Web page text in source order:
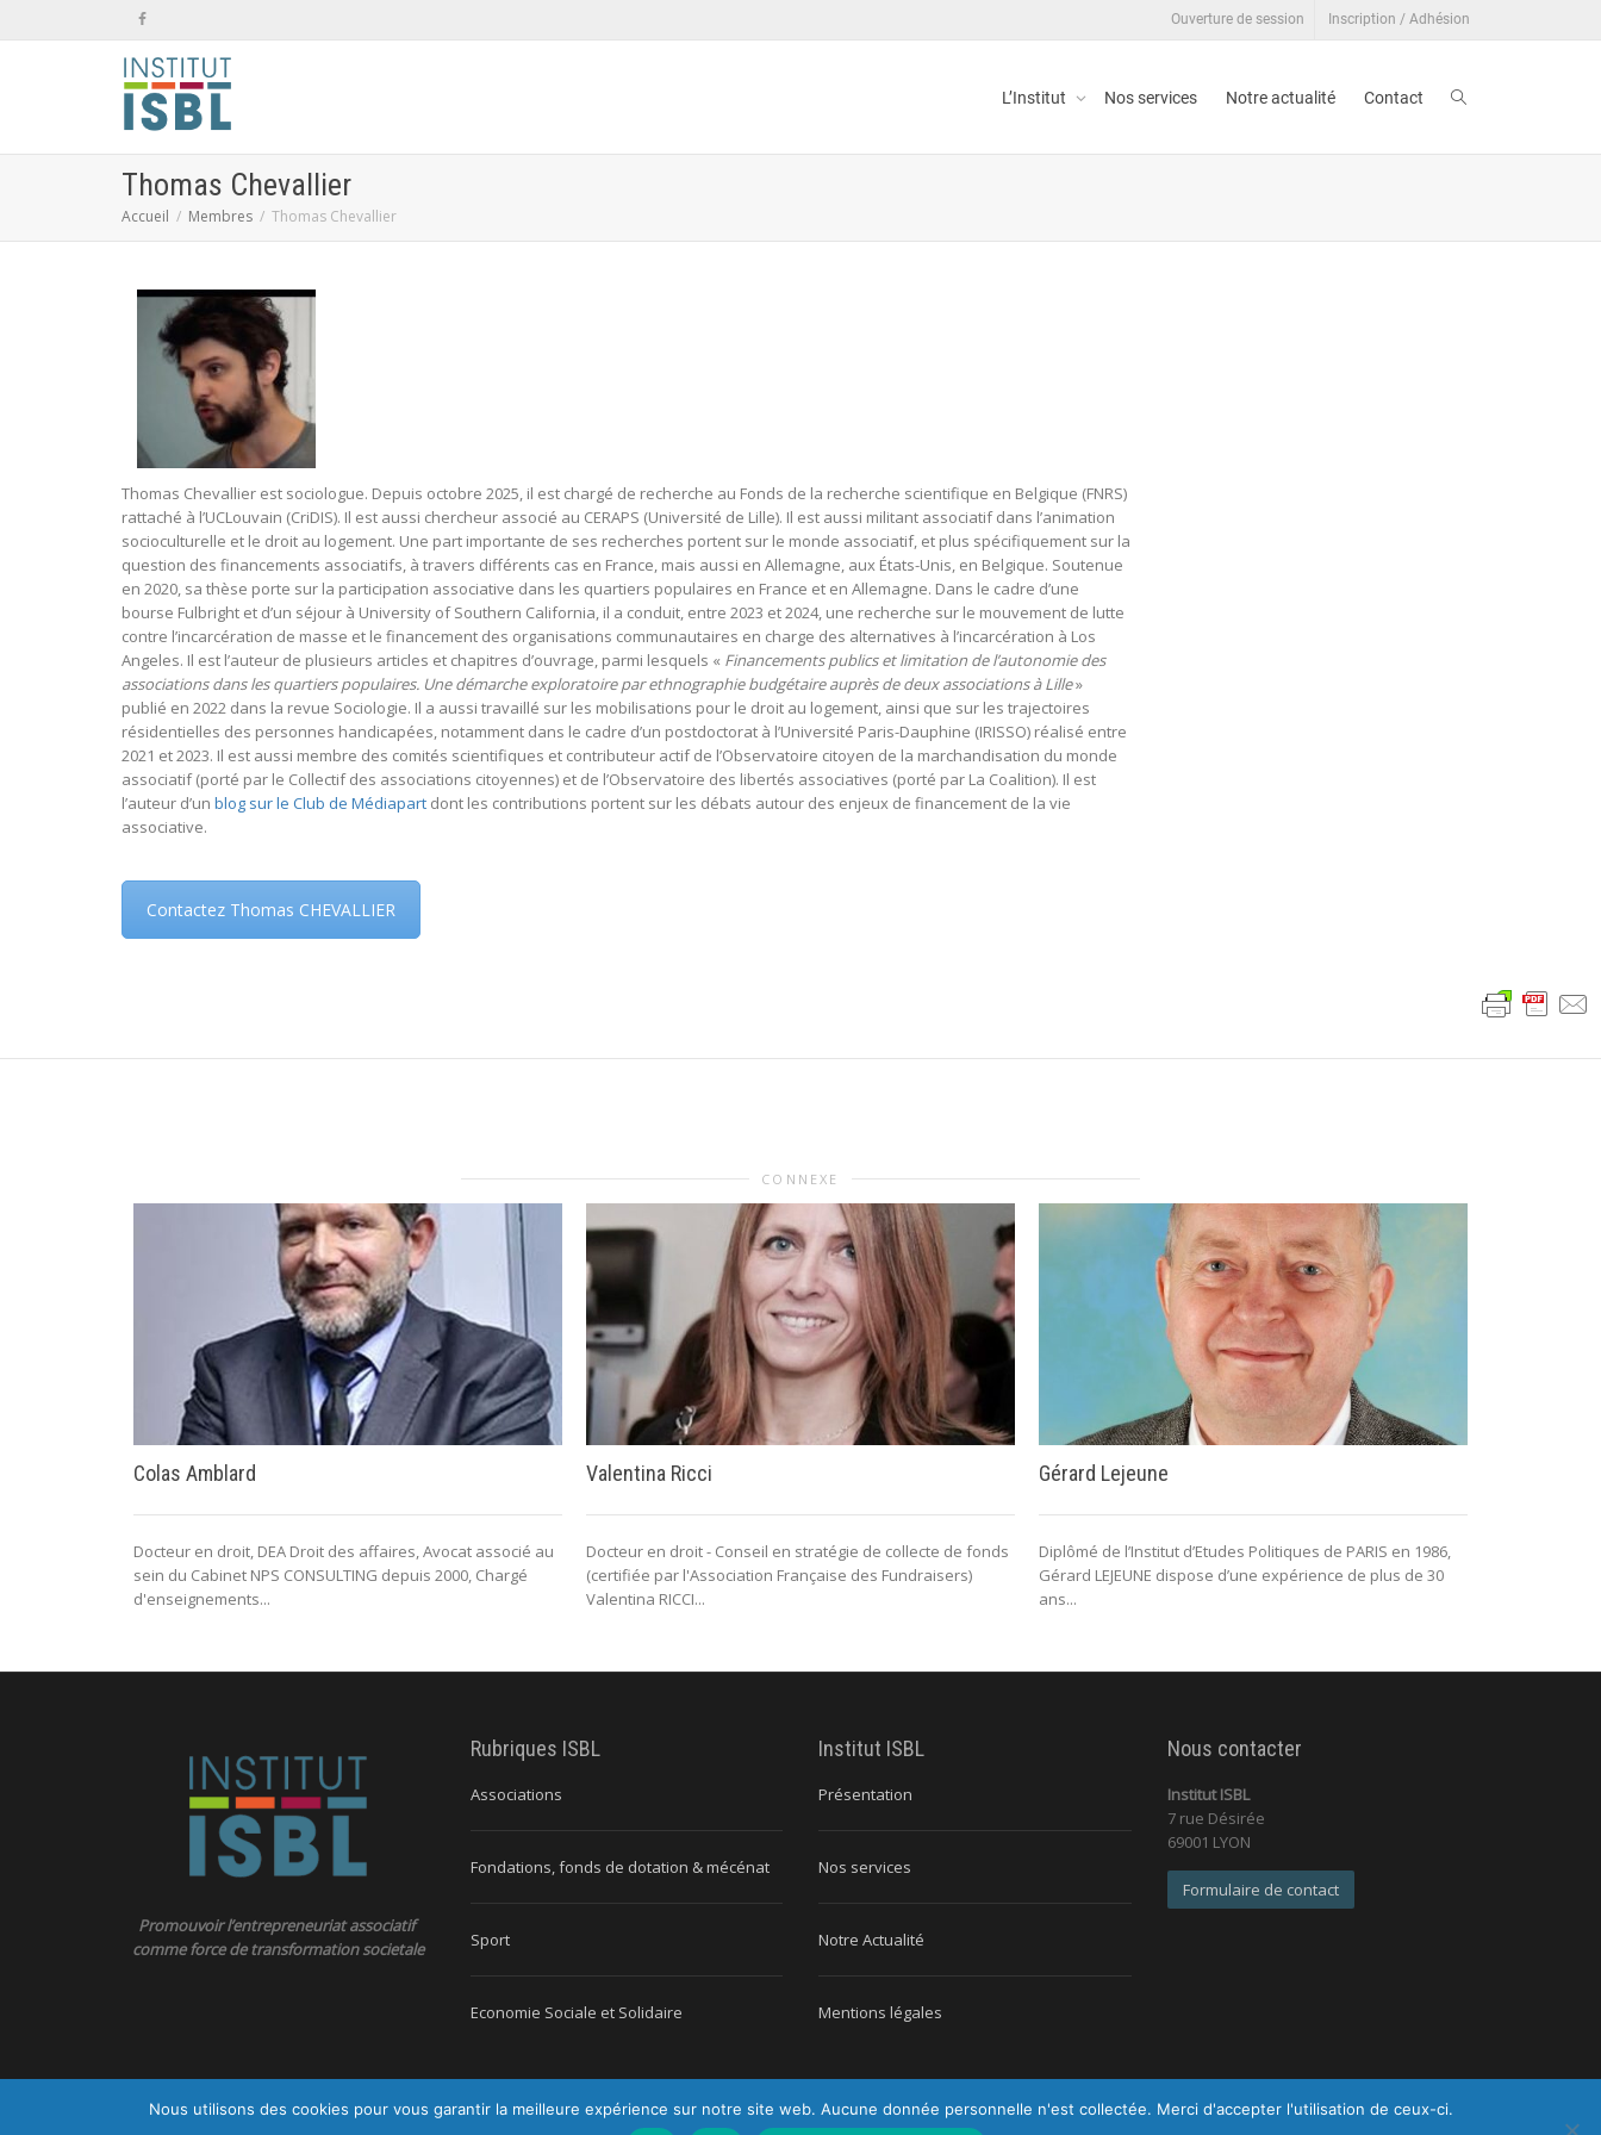
Ouverture de session Inscription / Adhésion
L’Institut Nos services Notre actualité Contact
Thomas Chevallier
Accueil Membres Thomas Chevallier
Thomas Chevallier est sociologue. Depuis octobre 2025, il est chargé de recherche au Fonds de la recherche scientifique en Belgique (FNRS)
rattaché à l’UCLouvain (CriDIS). Il est aussi chercheur associé au CERAPS (Université de Lille). Il est aussi militant associatif dans l’animation
socioculturelle et le droit au logement. Une part importante de ses recherches portent sur le monde associatif, et plus spécifiquement sur la
question des financements associatifs, à travers différents cas en France, mais aussi en Allemagne, aux États-Unis, en Belgique. Soutenue
en 2020, sa thèse porte sur la participation associative dans les quartiers populaires en France et en Allemagne. Dans le cadre d’une
bourse Fulbright et d’un séjour à University of Southern California, il a conduit, entre 2023 et 2024, une recherche sur le mouvement de lutte
contre l’incarcération de masse et le financement des organisations communautaires en charge des alternatives à l’incarcération à Los
Angeles. Il est l’auteur de plusieurs articles et chapitres d’ouvrage, parmi lesquels « Financements publics et limitation de l’autonomie des
associations dans les quartiers populaires. Une démarche exploratoire par ethnographie budgétaire auprès de deux associations à Lille»
publié en 2022 dans la revue Sociologie. Il a aussi travaillé sur les mobilisations pour le droit au logement, ainsi que sur les trajectoires
résidentielles des personnes handicapées, notamment dans le cadre d’un postdoctorat à l’Université Paris-Dauphine (IRISSO) réalisé entre
2021 et 2023. Il est aussi membre des comités scientifiques et contributeur actif de l’Observatoire citoyen de la marchandisation du monde
associatif (porté par le Collectif des associations citoyennes) et de l’Observatoire des libertés associatives (porté par La Coalition). Il est
l’auteur d’un blog sur le Club de Médiapart dont les contributions portent sur les débats autour des enjeux de financement de la vie
associative.
Contactez Thomas CHEVALLIER
CONNEXE
Colas Amblard
Docteur en droit, DEA Droit des affaires, Avocat associé au
sein du Cabinet NPS CONSULTING depuis 2000, Chargé
d'enseignements...
Valentina Ricci
Docteur en droit - Conseil en stratégie de collecte de fonds
(certifiée par l'Association Française des Fundraisers)
Valentina RICCI...
Gérard Lejeune
Diplômé de l’Institut d’Etudes Politiques de PARIS en 1986,
Gérard LEJEUNE dispose d’une expérience de plus de 30
ans...
Promouvoir l’entrepreneuriat associatif
comme force de transformation societale
Rubriques ISBL
Associations
Fondations, fonds de dotation & mécénat
Sport
Economie Sociale et Solidaire
Institut ISBL
Présentation
Nos services
Notre Actualité
Mentions légales
Nous contacter
Institut ISBL
7 rue Désirée
69001 LYON
Formulaire de contact
Nous utilisons des cookies pour vous garantir la meilleure expérience sur notre site web. Aucune donnée personnelle n'est collectée. Merci d'accepter l'utilisation de ceux-ci.